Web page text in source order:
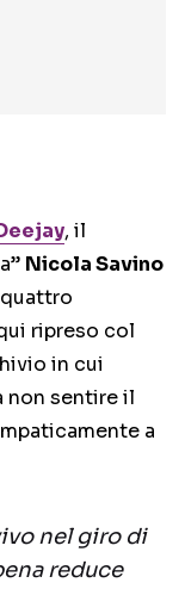
, il
Nicola Savino
ripreso col
in cui
non sentire il
a
nel giro di
reduce